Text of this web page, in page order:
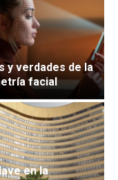
y verdades de la
facial
en la